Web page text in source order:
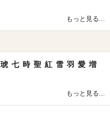
もっと見る...
琥 七 時 聖 紅 雪 羽 愛 増
もっと見る...